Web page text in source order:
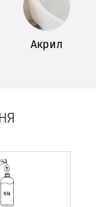
Акрил